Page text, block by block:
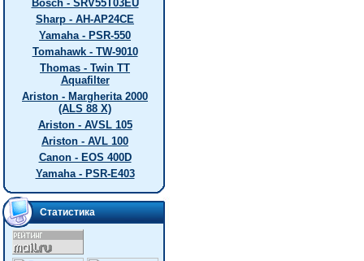
Bosch - SRV55T03EU
Sharp - AH-AP24CE
Yamaha - PSR-550
Tomahawk - TW-9010
Thomas - Twin TT
Aquafilter
Ariston - Margherita 2000
(ALS 88 X)
Ariston - AVSL 105
Ariston - AVL 100
Canon - EOS 400D
Yamaha - PSR-E403
Статистика